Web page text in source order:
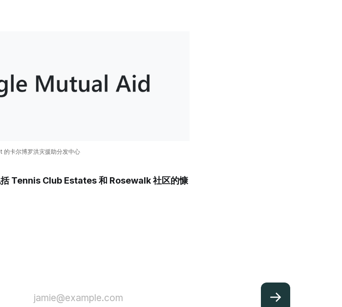
的卡尔博罗洪灾援助分发中心
Tennis Club Estates 和 Rosewalk 社区的慷
jamie@example.com